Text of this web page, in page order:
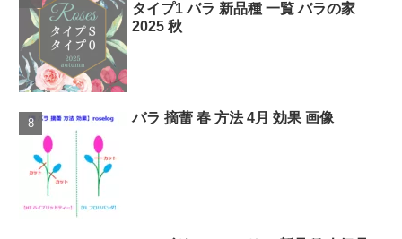
タイプ1 バラ 新品種 一覧 バラの家
2025 秋
バラ 摘蕾 春 方法 4月 効果 画像